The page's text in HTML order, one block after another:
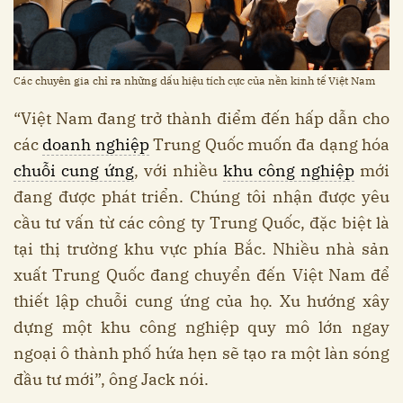
Các chuyên gia chỉ ra những dấu hiệu tích cực của nền kinh tế Việt Nam
“Việt Nam đang trở thành điểm đến hấp dẫn cho
các doanh nghiệpTrung Quốc muốn đa dạng hóa
chuỗi cung ứng, với nhiều khu công nghiệp mới
đang được phát triển. Chúng tôi nhận được yêu
cầu tư vấn từ các công ty Trung Quốc, đặc biệt là
tại thị trường khu vực phía Bắc. Nhiều nhà sản
xuất Trung Quốc đang chuyển đến Việt Nam để
thiết lập chuỗi cung ứng của họ. Xu hướng xây
dựng một khu công nghiệp quy mô lớn ngay
ngoại ô thành phố hứa hẹn sẽ tạo ra một làn sóng
đầu tư mới”, ông Jack nói.